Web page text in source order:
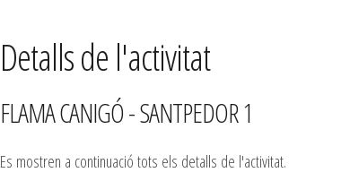
Detalls de l'activitat
FLAMA CANIGÓ - SANTPEDOR 1
Es mostren a continuació tots els detalls de l'activitat.